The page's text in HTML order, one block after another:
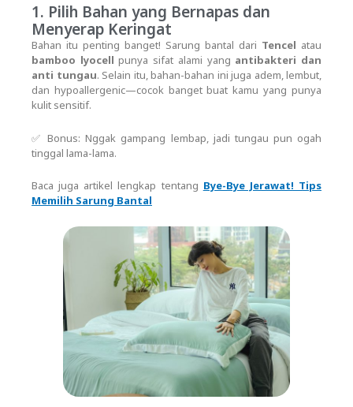
1. Pilih Bahan yang Bernapas dan
Menyerap Keringat
Bahan itu penting banget! Sarung bantal dari Tencel atau
bamboo lyocell punya sifat alami yang antibakteri dan
anti tungau. Selain itu, bahan-bahan ini juga adem, lembut,
dan hypoallergenic—cocok banget buat kamu yang punya
kulit sensitif.
✅ Bonus: Nggak gampang lembap, jadi tungau pun ogah
tinggal lama-lama.
Baca juga artikel lengkap tentang Bye-Bye Jerawat! Tips
Memilih Sarung Bantal